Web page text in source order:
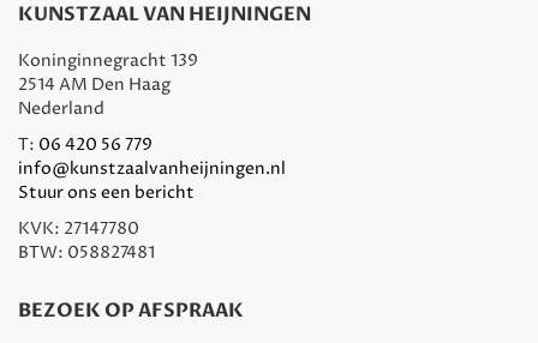
KUNSTZAAL VAN HEIJNINGEN
Koninginnegracht 139
2514 AM Den Haag
Nederland
T: 06 420 56 779
info@kunstzaalvanheijningen.nl
Stuur ons een bericht
KVK: 27147780
BTW: 058827481
BEZOEK OP AFSPRAAK